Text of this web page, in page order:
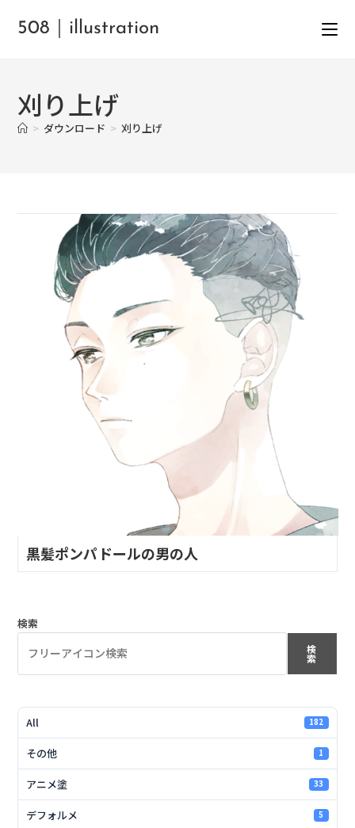
508｜illustration
刈り上げ
> ダウンロード > 刈り上げ
黒髪ポンパドールの男の人
検索
検
索
All 182
その他 1
アニメ塗 33
デフォルメ 5